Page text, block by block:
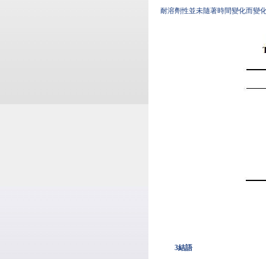
耐溶劑性並未隨著時間變化而變
3結語